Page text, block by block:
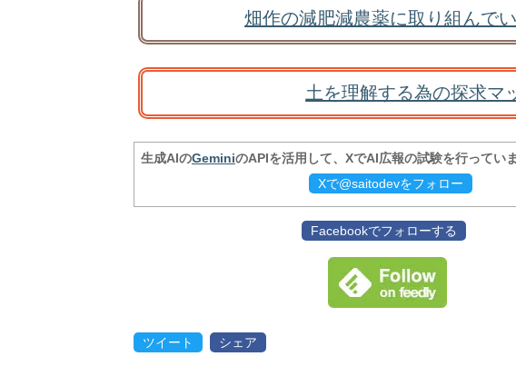
畑作の減肥減農薬に取り組んで
土を理解する為の探求マ
生成AIのGeminiのAPIを活用して、XでAI広報の試験を行っていま
Xで@saitodevをフォロー
Facebookでフォローする
ツイート シェア